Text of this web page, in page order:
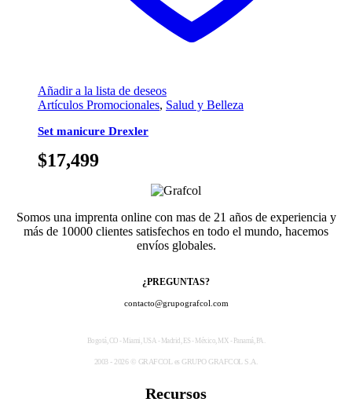
Añadir a la lista de deseos
Artículos Promocionales, Salud y Belleza
Set manicure Drexler
$17,499
Somos una imprenta online con mas de 21 años de experiencia y
más de 10000 clientes satisfechos en todo el mundo, hacemos
envíos globales.
¿PREGUNTAS?
contacto@grupografcol.com
Bogotá, CO - Miami, USA - Madrid, ES - México, MX - Panamá, PA.
2003 - 2026 © GRAFCOL es GRUPO GRAFCOL S.A.
Recursos